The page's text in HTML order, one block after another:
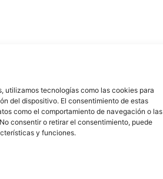
utilizamos tecnologías como las cookies para
del dispositivo. El consentimiento de estas
como el comportamiento de navegación o las
consentir o retirar el consentimiento, puede
y funciones.